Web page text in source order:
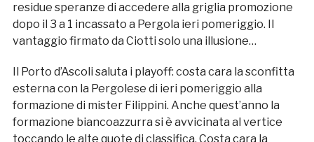
residue speranze di accedere alla griglia promozione
dopo il 3 a 1 incassato a Pergola ieri pomeriggio. Il
vantaggio firmato da Ciotti solo una illusione…
Il Porto d’Ascoli saluta i playoff: costa cara la sconfitta
esterna con la Pergolese di ieri pomeriggio alla
formazione di mister Filippini. Anche quest’anno la
formazione biancoazzurra si è avvicinata al vertice
toccando le alte quote di classifica. Costa cara la